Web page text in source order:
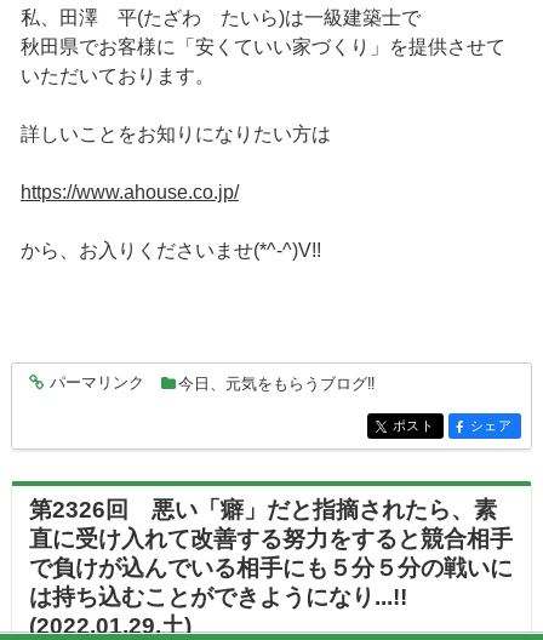
私、田澤 平(たざわ たいら)は一級建築士で
秋田県でお客様に「安くていい家づくり」を提供させて
いただいております。
詳しいことをお知りになりたい方は
https://www.ahouse.co.jp/
から、お入りくださいませ(*^-^)V!!
entry6963
パーマリンク 今日、元気をもらうブログ‼
entry6963
ポスト entry6963
シェア
第2326回 悪い「癖」だと指摘されたら、素
直に受け入れて改善する努力をすると競合相手
で負けが込んでいる相手にも５分５分の戦いに
は持ち込むことができようになり...!!
(2022.01.29.土)